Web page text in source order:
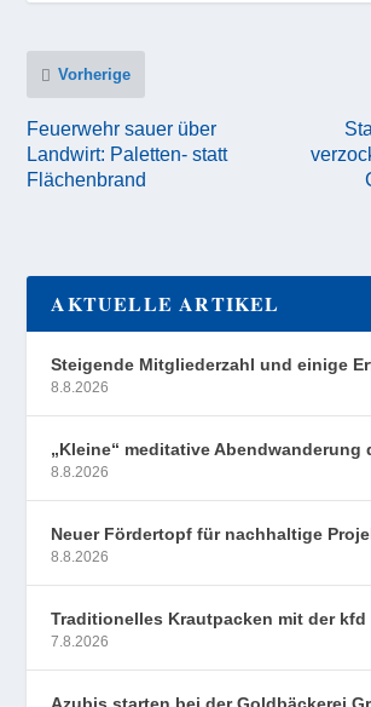
Vorherige
Feuerwehr sauer über
Landwirt: Paletten- statt
Flächenbrand
AKTUELLE ARTIKEL
Steigende Mitgliederzahl und einige
8.8.2026
„Kleine“ meditative Abendwanderung
8.8.2026
Neuer Fördertopf für nachhaltige
8.8.2026
Traditionelles Krautpacken mit der kfd
7.8.2026